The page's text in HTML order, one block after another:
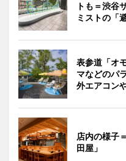
トも＝渋谷
ミストの「
表参道「オ
マなどのパ
外エアコン
店内の様子
田屋」